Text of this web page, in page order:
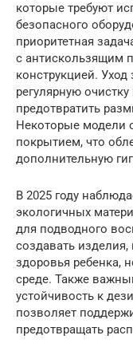
которые требуют
безопасного
приоритетная
с антискользящим
конструкцией.
регулярную
предотвратить
Некоторые модели
покрытием, что
дополнительную
В 2025 году
экологичных
для подводного
создавать
здоровья ребенка,
среде. Также
устойчивость к
позволяет
предотвращать